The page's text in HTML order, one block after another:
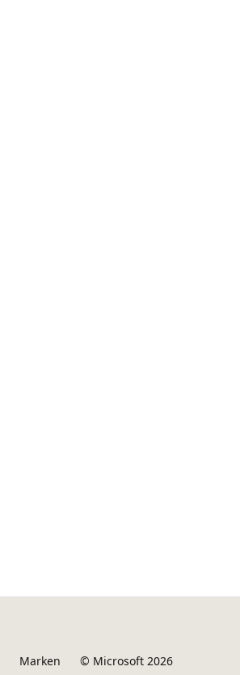
Marken © Microsoft 2026